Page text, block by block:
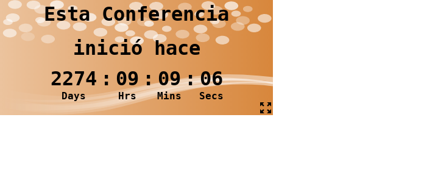
Esta Conferencia
inició hace
2274 : 09 :09:07
Days Hrs Mins Secs